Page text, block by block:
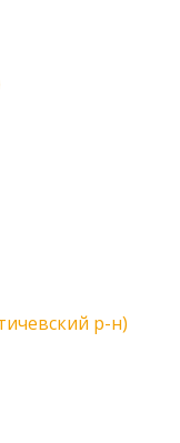
р-н)